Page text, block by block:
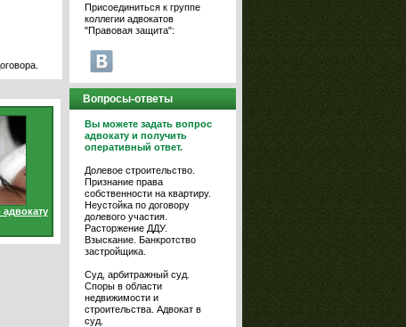
Присоединиться к группе
коллегии адвокатов
"Правовая защита":
Вопросы-ответы
Вы можете задать вопрос
адвокату и получить
оперативный ответ.
Долевое строительство.
Признание права
собственности на квартиру.
Неустойка по договору
долевого участия.
Расторжение ДДУ.
Взыскание. Банкротство
застройщика.
Суд, арбитражный суд.
Споры в области
недвижимости и
строительства. Адвокат в
суд.